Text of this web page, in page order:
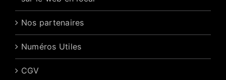
Nos partenaires
Numéros Utiles
CGV